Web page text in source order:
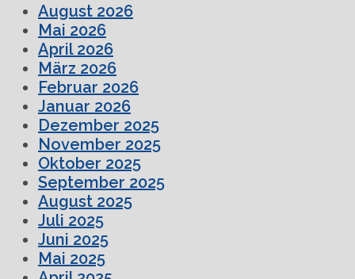
August 2026
Mai 2026
April 2026
März 2026
Februar 2026
Januar 2026
Dezember 2025
November 2025
Oktober 2025
September 2025
August 2025
Juli 2025
Juni 2025
Mai 2025